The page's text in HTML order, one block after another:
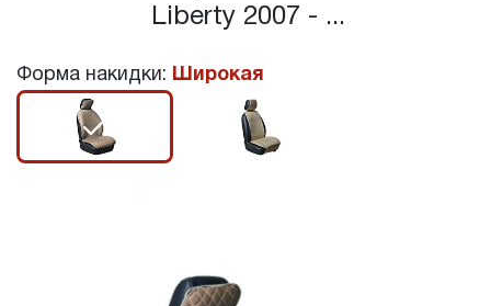
Liberty 2007 - ...
Форма накидки: Широкая
r